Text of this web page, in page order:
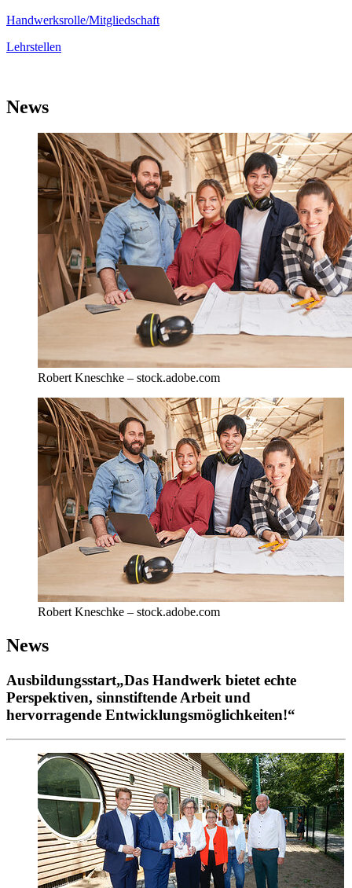
Handwerksrolle/Mitgliedschaft
Lehrstellen
News
Robert Kneschke – stock.adobe.com
Robert Kneschke – stock.adobe.com
News
Ausbildungsstart„Das Handwerk bietet echte
Perspektiven, sinnstiftende Arbeit und
hervorragende Entwicklungsmöglichkeiten!“